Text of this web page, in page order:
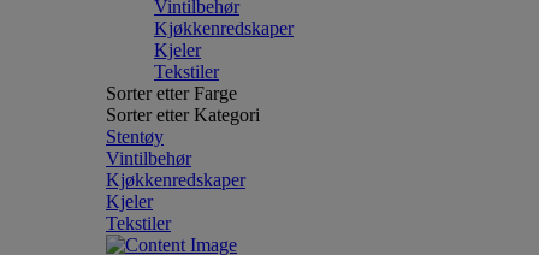
Vintilbehør
Kjøkkenredskaper
Kjeler
Tekstiler
Sorter etter Farge
Sorter etter Kategori
Stentøy
Vintilbehør
Kjøkkenredskaper
Kjeler
Tekstiler